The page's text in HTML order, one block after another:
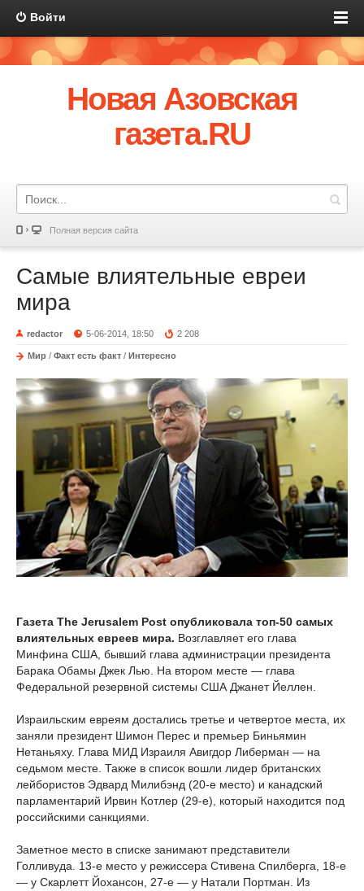
Войти
Новая Азовская
газета.RU
Полная версия сайта
Самые влиятельные евреи
мира
redactor 5-06-2014, 18:50 2 208
Мир / Факт есть факт / Интересно
Газета The Jerusalem Post опубликовала топ-50 самых
влиятельных евреев мира. Возглавляет его глава
Минфина США, бывший глава администрации президента
Барака Обамы Джек Лью. На втором месте — глава
Федеральной резервной системы США Джанет Йеллен.
Израильским евреям достались третье и четвертое места, их
заняли президент Шимон Перес и премьер Биньямин
Нетаньяху. Глава МИД Израиля Авигдор Либерман — на
седьмом месте. Также в список вошли лидер британских
лейбористов Эдвард Милибэнд (20-е место) и канадский
парламентарий Ирвин Котлер (29-е), который находится под
российскими санкциями.
Заметное место в списке занимают представители
Голливуда. 13-е место у режиссера Стивена Спилберга, 18-е
— у Скарлетт Йохансон, 27-е — у Натали Портман. Из